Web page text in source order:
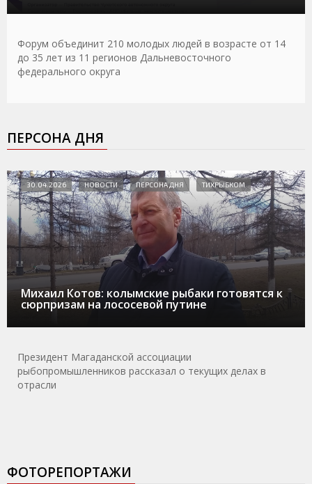
Форум объединит 210 молодых людей в возрасте от 14
до 35 лет из 11 регионов Дальневосточного
федерального округа
ПЕРСОНА ДНЯ
Михаил Котов: колымские рыбаки готовятся к
сюрпризам на лососевой путине
30.04.2026 НОВОСТИ ПЕРСОНА ДНЯ ТИХРЫБКОМ
Президент Магаданской ассоциации
рыбопромышленников рассказал о текущих делах в
отрасли
ФОТОРЕПОРТАЖИ